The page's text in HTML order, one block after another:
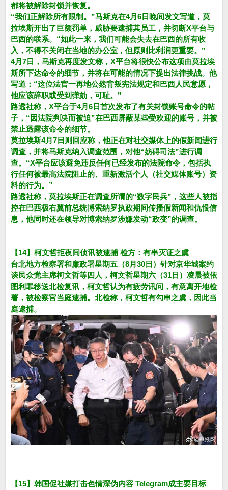
都将被解除封锁并恢复。
“我们正解除所有限制。”马斯克在4月6日晚间发文写道，莫
拉埃斯开出了巨额罚单，威胁要逮捕其员工，并切断X平台与
巴西的联系。“如此一来，我们可能会失去在巴西的所有收
入，不得不关闭在当地的办公室，但原则比利润更重要。”
4月7日，马斯克再度发文称，X平台将很快公布这项由莫拉埃
斯所下达命令的细节，并将在可能的情况下提出法律挑战。他
写道：“这位法官一再地公然背叛宪法规定和巴西人民意愿，
他应该辞职或受到弹劾，可耻。”
路透社称，X平台于4月6日首次发布了有关封锁账号命令的帖
子，“因法院判决而被迫”在巴西屏蔽某些受欢迎的账号，并被
禁止透露该命令的细节。
莫拉埃斯4月7日则回应称，他正在对社交媒体上的假新闻进行
调查，并将马斯克纳入调查范围，对他“妨碍司法”进行调
查。“X平台应该避免违反任何已经发布的法院命令，包括执
行任何被最高法院阻止的、重新激活个人（社交媒体账号）资
料的行为。”
路透社称，莫拉埃斯正在调查所谓的“数字民兵”，这些人被指
控在巴西极右翼前总统博索纳罗执政期间传播假新闻和仇恨信
息，他同时还在领导对博索纳罗涉嫌发动“政变”的调查。
【14】柯文哲拒夜间侦讯被逮捕 检方：有串灭证之虞
台北地方检察署和廉政署星期五（8月30日）针对京华城案约
谈民众党主席柯文哲等四人，柯文哲星期六（31日）凌晨被依
图利罪移送北检复讯，柯文哲认为有疲劳讯问，有意离开地检
署，被检察官当庭逮捕。北检称，柯文哲有勾串之虞，因此当
庭逮捕。
【15】韩国促社媒打击色情深伪内容 Telegram成主要目标